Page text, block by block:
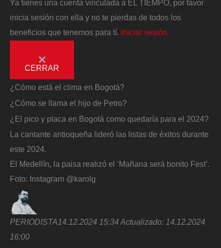
Ya tienes una cuenta vinculada a EL TIEMPO, por favor
inicia sesión con ella y no te pierdas de todos los
beneficios que tenemos para tí. Iniciar sesión
CERRAR
¿Cómo está el clima en Bogotá?
¿Cómo se llama el hijo de Petro?
¿El pico y placa en Bogotá como quedaría para el 2024?
La cantante antioqueña lideró las listas de éxitos durante
este 2024.
El Medellín, la paisa realizó el ‘Mañana será bonito Fest’.
Foto: Instagram @karolg
PERIODISTA14.12.2024 15:34 Actualizado: 14.12.2024
16:00